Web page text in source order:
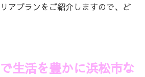
アプランをご紹介しますので、ど
生活を豊かに浜松市な